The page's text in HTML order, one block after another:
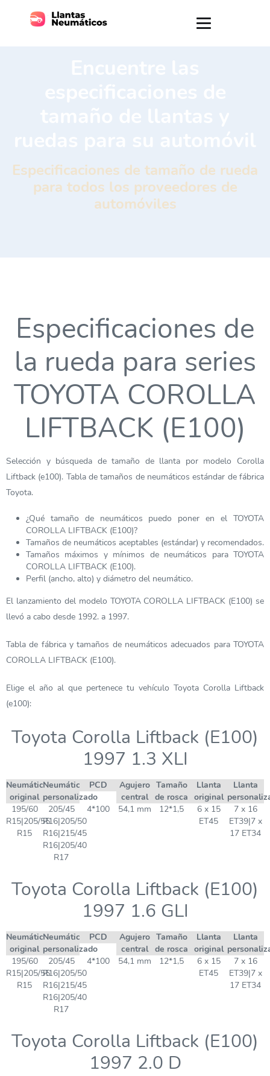
Especificaciones de tamaño de rueda
para todos los proveedores de
automóviles
Especificaciones de
la rueda para series
TOYOTA COROLLA
LIFTBACK (E100)
Selección y búsqueda de tamaño de llanta por modelo Corolla
Liftback (e100). Tabla de tamaños de neumáticos estándar de fábrica
Toyota.
¿Qué tamaño de neumáticos puedo poner en el TOYOTA
COROLLA LIFTBACK (E100)?
Tamaños de neumáticos aceptables (estándar) y recomendados.
Tamaños máximos y mínimos de neumáticos para TOYOTA
COROLLA LIFTBACK (E100).
Perfil (ancho, alto) y diámetro del neumático.
El lanzamiento del modelo TOYOTA COROLLA LIFTBACK (E100) se
llevó a cabo desde 1992. a 1997.
Tabla de fábrica y tamaños de neumáticos adecuados para TOYOTA
COROLLA LIFTBACK (E100).
Elige el año al que pertenece tu vehículo Toyota Corolla Liftback
(e100):
Toyota Corolla Liftback (E100)
1997 1.3 XLI
Neumático
original
Neumático
personalizado
PCD
Agujero
central
Tamaño
de rosca
Llanta
original
Llanta
195/60
R15|205/55
R15
205/45
R16|205/50
R16|215/45
R16|205/40
R17
4*100 54,1 mm 12*1,5
6 x 15
ET45
7 x 16
ET39|7 x
17 ET34
Toyota Corolla Liftback (E100)
1997 1.6 GLI
Neumático
original
Neumático
personalizado
PCD
Agujero
central
Tamaño
de rosca
Llanta
original
Llanta
195/60
R15|205/55
R15
205/45
R16|205/50
R16|215/45
R16|205/40
R17
4*100 54,1 mm 12*1,5
6 x 15
ET45
7 x 16
ET39|7 x
17 ET34
Toyota Corolla Liftback (E100)
1997 2.0 D